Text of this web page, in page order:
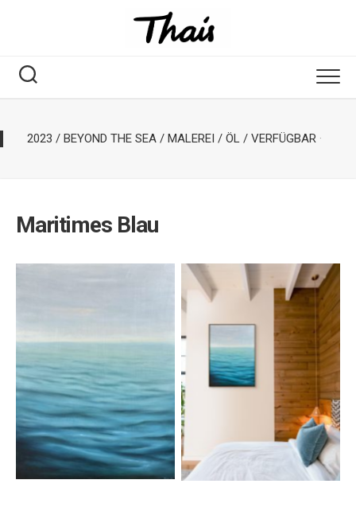
2023 / BEYOND THE SEA / MALEREI / ÖL / VERFÜGBAR ·
Maritimes Blau